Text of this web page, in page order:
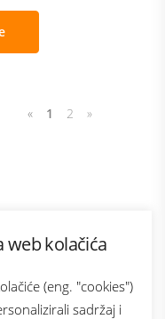
web kolačića
(eng. "cookies")
sadržaj i
« 1 2 »